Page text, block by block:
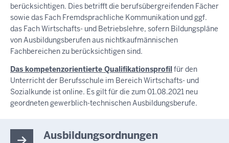
berücksichtigen. Dies betrifft die berufsübergreifenden Fächer
sowie das Fach Fremdsprachliche Kommunikation und ggf.
das Fach Wirtschafts- und Betriebslehre, sofern Bildungspläne
von Ausbildungsberufen aus nichtkaufmännischen
Fachbereichen zu berücksichtigen sind.
Das kompetenzorientierte Qualifikationsprofilfür den
Unterricht der Berufsschule im Bereich Wirtschafts- und
Sozialkunde ist online. Es gilt für die zum 01.08.2021 neu
geordneten gewerblich-technischen Ausbildungsberufe.
Ausbildungsordnungen